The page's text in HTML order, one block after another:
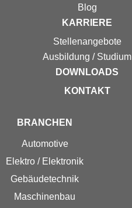
Blog
KARRIERE
Stellenangebote
Ausbildung / Studium
DOWNLOADS
KONTAKT
BRANCHEN
Automotive
Elektro / Elektronik
Gebäudetechnik
Maschinenbau